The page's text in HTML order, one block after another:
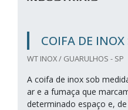
COIFA DE
WT INOX / GUARULHOS - SP
A coifa de inox sob
ar e a fumaça que
determinado espaço e,